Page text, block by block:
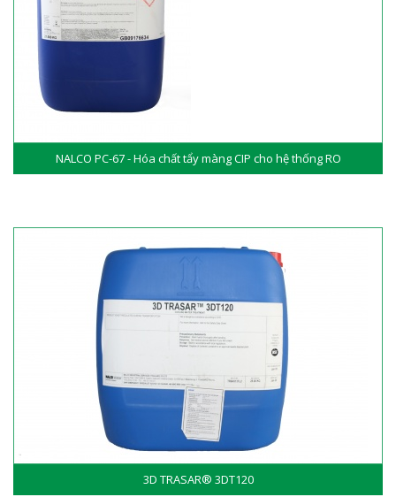
NALCO PC-67 - Hóa chất tẩy màng CIP cho hệ thống RO
3D TRASAR® 3DT120